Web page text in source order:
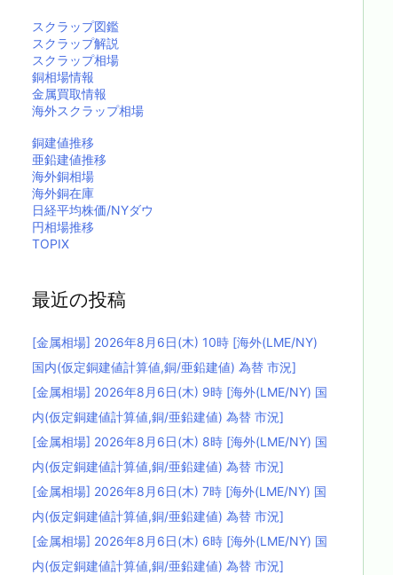
スクラップ図鑑
スクラップ解説
スクラップ相場
銅相場情報
金属買取情報
海外スクラップ相場
銅建値推移
亜鉛建値推移
海外銅相場
海外銅在庫
日経平均株価/NYダウ
円相場推移
TOPIX
最近の投稿
[金属相場] 2026年8月6日(木) 10時 [海外(LME/NY)
国内(仮定銅建値計算値,銅/亜鉛建値) 為替 市況]
[金属相場] 2026年8月6日(木) 9時 [海外(LME/NY) 国
内(仮定銅建値計算値,銅/亜鉛建値) 為替 市況]
[金属相場] 2026年8月6日(木) 8時 [海外(LME/NY) 国
内(仮定銅建値計算値,銅/亜鉛建値) 為替 市況]
[金属相場] 2026年8月6日(木) 7時 [海外(LME/NY) 国
内(仮定銅建値計算値,銅/亜鉛建値) 為替 市況]
[金属相場] 2026年8月6日(木) 6時 [海外(LME/NY) 国
内(仮定銅建値計算値,銅/亜鉛建値) 為替 市況]